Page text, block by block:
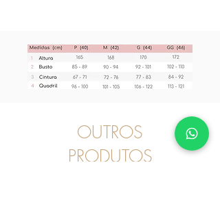
OUTROS
PRODUTOS